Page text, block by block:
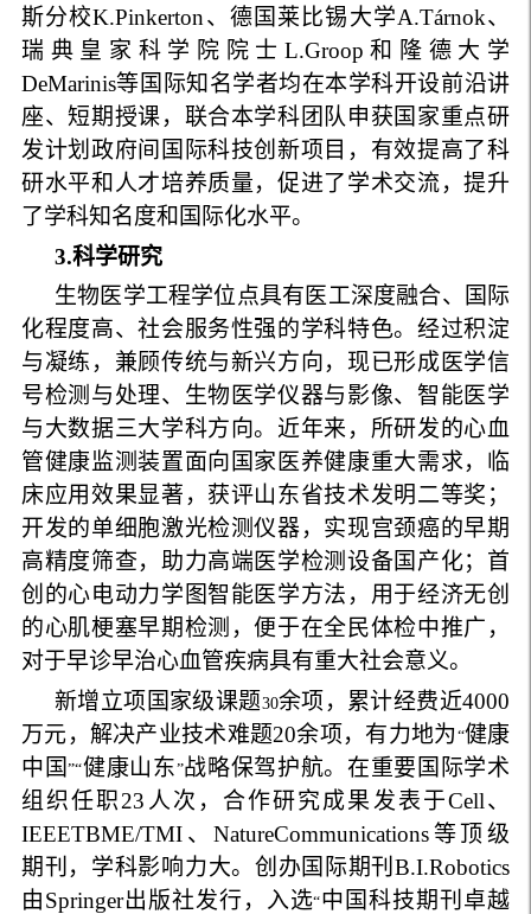
斯分校K.Pinkerton、德国莱比锡大学A.Tárnok、
瑞典皇家科学院院士 L.Groop 和隆德大学
DeMarinis等国际知名学者均在本学科开设前沿讲
座、短期授课，联合本学科团队申获国家重点研
发计划政府间国际科技创新项目，有效提高了科
研水平和人才培养质量，促进了学术交流，提升
了学科知名度和国际化水平。
3.科学研究
生物医学工程学位点具有医工深度融合、国际
化程度高、社会服务性强的学科特色。经过积淀
与凝练，兼顾传统与新兴方向，现已形成医学信
号检测与处理、生物医学仪器与影像、智能医学
与大数据三大学科方向。近年来，所研发的心血
管健康监测装置面向国家医养健康重大需求，临
床应用效果显著，获评山东省技术发明二等奖；
开发的单细胞激光检测仪器，实现宫颈癌的早期
高精度筛查，助力高端医学检测设备国产化；首
创的心电动力学图智能医学方法，用于经济无创
的心肌梗塞早期检测，便于在全民体检中推广，
对于早诊早治心血管疾病具有重大社会意义。
新增立项国家级课题30余项，累计经费近4000
万元，解决产业技术难题20余项，有力地为“健康
中国”“健康山东”战略保驾护航。在重要国际学术
组织任职23 人次，合作研究成果发表于Cell、
IEEETBME/TMI、NatureCommunications等顶级
期刊，学科影响力大。创办国际期刊B.I.Robotics
由Springer出版社发行，入选“中国科技期刊卓越